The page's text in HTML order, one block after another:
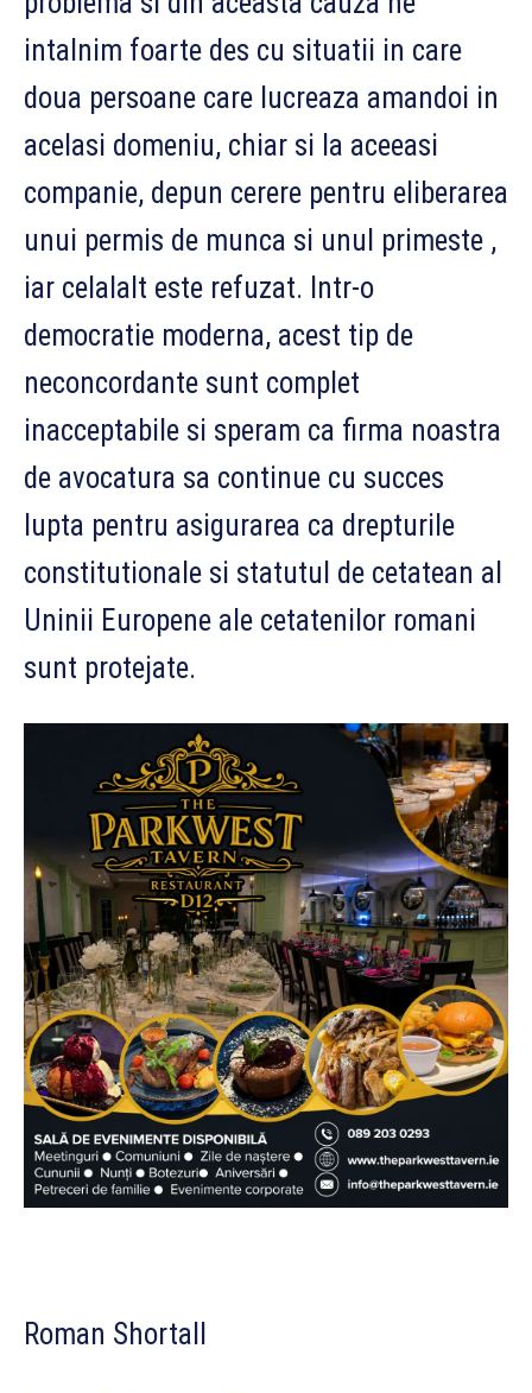
intalnim foarte des cu situatii in care
doua persoane care lucreaza amandoi in
acelasi domeniu, chiar si la aceeasi
companie, depun cerere pentru eliberarea
unui permis de munca si unul primeste ,
iar celalalt este refuzat. Intr-o
democratie moderna, acest tip de
neconcordante sunt complet
inacceptabile si speram ca firma noastra
de avocatura sa continue cu succes
lupta pentru asigurarea ca drepturile
constitutionale si statutul de cetatean al
Uninii Europene ale cetatenilor romani
sunt protejate.
Roman Shortall